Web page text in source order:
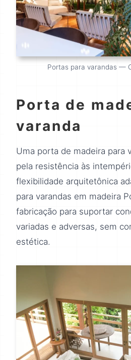
Portas para varandas —
Porta de
varanda
Uma porta de madeira para
pela resistência às
flexibilidade arquitetônica
para varandas em madeira
fabricação para suportar
variadas e adversas, sem
estética.